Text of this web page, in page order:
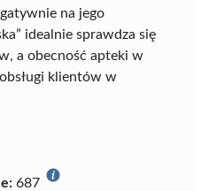
na jego
idealnie sprawdza się
a obecność apteki w
klientów w
687